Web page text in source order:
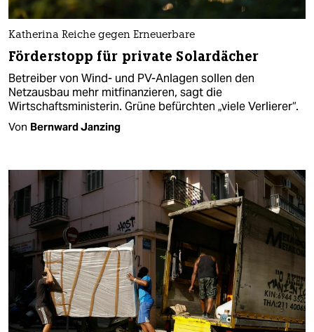
Katherina Reiche gegen Erneuerbare
Förderstopp für private Solardächer
Betreiber von Wind- und PV-Anlagen sollen den
Netzausbau mehr mitfinanzieren, sagt die
Wirtschaftsministerin. Grüne befürchten „viele Verlierer“.
Von Bernward Janzing